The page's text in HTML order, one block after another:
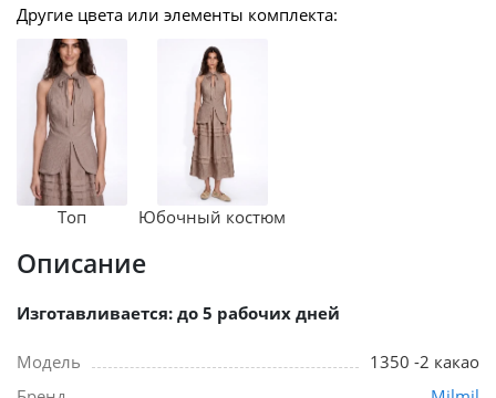
Другие цвета или элементы комплекта:
Топ Юбочный костюм
Описание
Изготавливается: до 5 рабочих дней
Модель
1350 -2 какао